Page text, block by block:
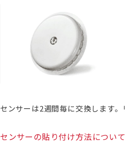
センサーは2週間毎に交換します
センサーの貼り付け方法につい